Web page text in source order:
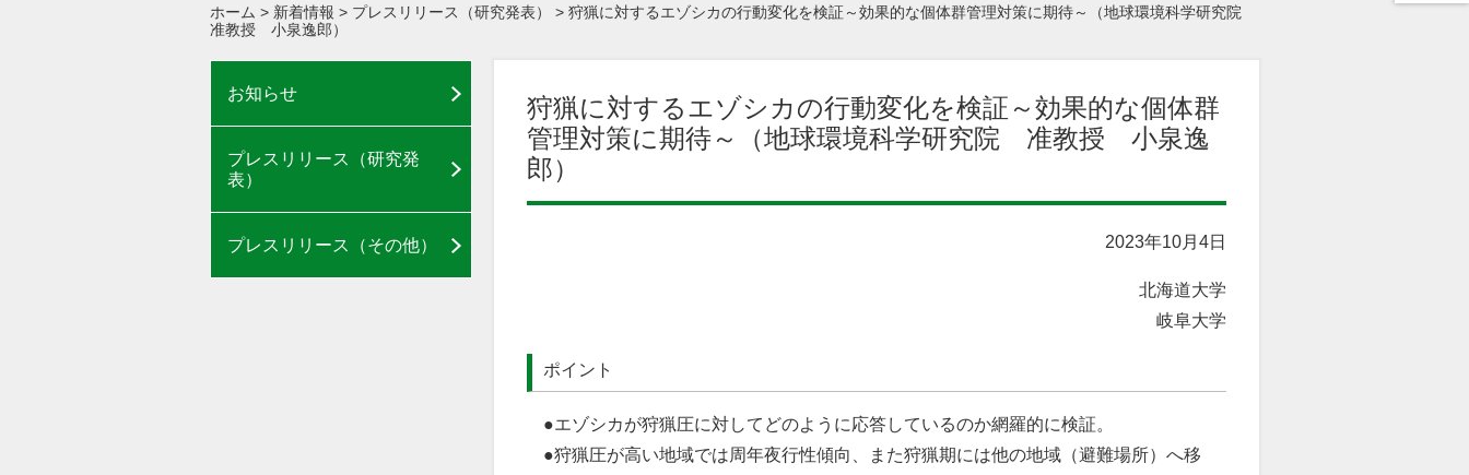
ホーム > 新着情報 > プレスリリース（研究発表） > 狩猟に対するエゾシカの行動変化を検証～効果的な個体群管理対策に期待～（地球環境科学研究院
准教授 小泉逸郎）
狩猟に対するエゾシカの行動変化を検証～効果的な個体群
管理対策に期待～（地球環境科学研究院 准教授 小泉逸
郎）
2023年10月4日
北海道大学
岐阜大学
ポイント
●エゾシカが狩猟圧に対してどのように応答しているのか網羅的に検証。
●狩猟圧が高い地域では周年夜行性傾向、また狩猟期には他の地域（避難場所）へ移
お知らせ
プレスリリース（研究発
表）
プレスリリース（その他）